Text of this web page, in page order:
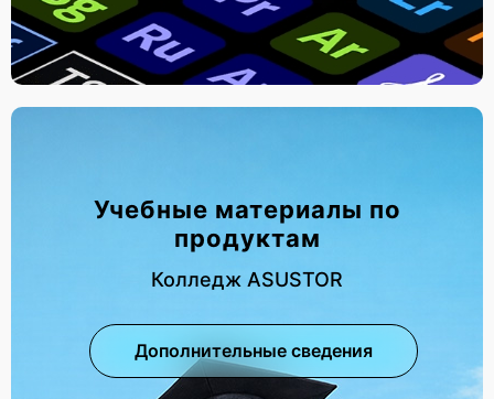
Учебные материалы по
продуктам
Колледж ASUSTOR
Дополнительные сведения